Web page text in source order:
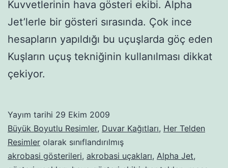
Kuvvetlerinin hava gösteri ekibi. Alpha
Jet’lerle bir gösteri sırasında. Çok ince
hesapların yapıldığı bu uçuşlarda göç eden
Kuşların uçuş tekniğinin kullanılması dikkat
çekiyor.
Yayım tarihi 29 Ekim 2009
Büyük Boyutlu Resimler, Duvar Kağıtları, Her Telden
Resimler olarak sınıflandırılmış
akrobasi gösterileri, akrobasi uçakları, Alpha Jet,